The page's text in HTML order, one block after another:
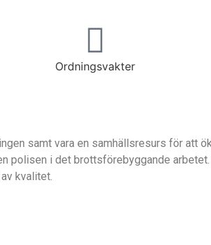
Ordningsvakter
samt vara en samhällsresurs för att
i det brottsförebyggande
kvalitet.